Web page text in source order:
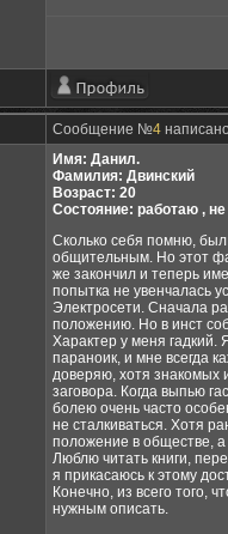
Сообщение №4
Имя: Данил.
Фамилия: Двинский
Возраст: 20
Состояние: работаю , не
Сколько себя помню,
общительным. Но этот
же закончил и теперь
попытка не увенчалась
Электросети. Сначала
положению. Но в инст
Характер у меня гадкий.
параноик, и мне всегда
доверяю, хотя знакомых
заговора. Когда выпью
болею очень часто
не сталкиваться. Хотя
положение в обществе,
Люблю читать книги,
я прикасаюсь к этому
Конечно, из всего того,
нужным описать.